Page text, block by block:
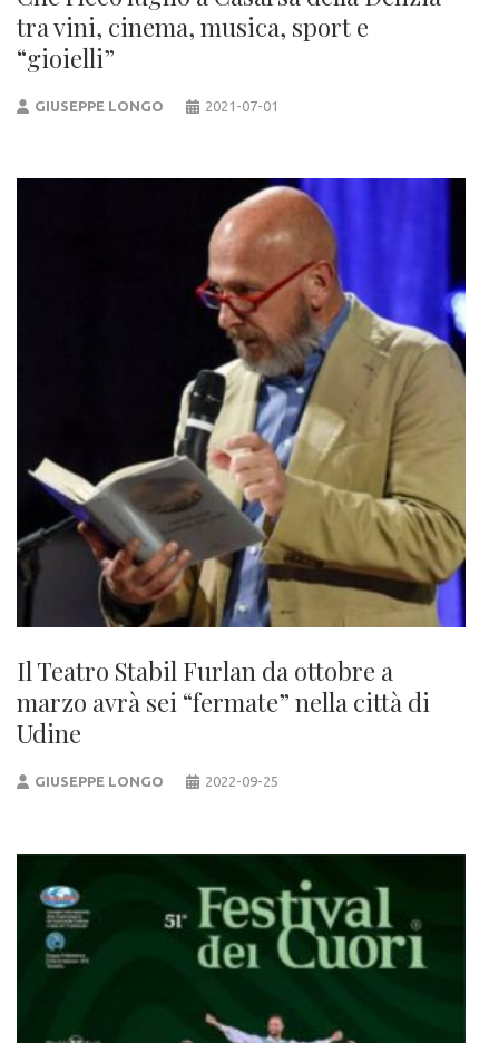
tra vini, cinema, musica, sport e
“gioielli”
GIUSEPPE LONGO 2021-07-01
Il Teatro Stabil Furlan da ottobre a
marzo avrà sei “fermate” nella città di
Udine
GIUSEPPE LONGO 2022-09-25